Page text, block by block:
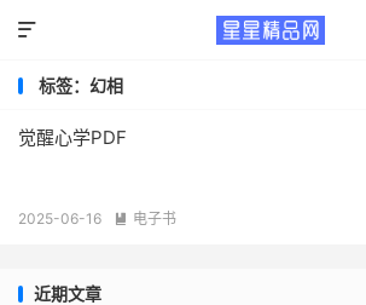

标签：幻相
觉醒心学PDF
2025-06-16  电子书
近期文章